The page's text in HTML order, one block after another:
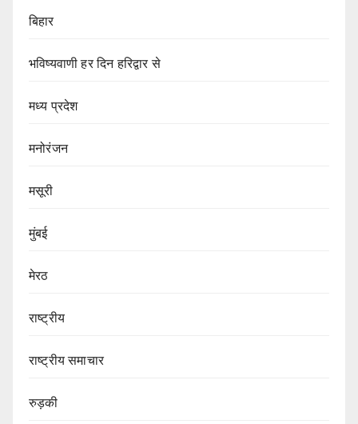
बिहार
भविष्यवाणी हर दिन हरिद्वार से
मध्य प्रदेश
मनोरंजन
मसूरी
मुंबई
मेरठ
राष्ट्रीय
राष्ट्रीय समाचार
रुड़की